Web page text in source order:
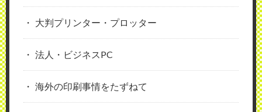
大判プリンター・プロッター
法人・ビジネスPC
海外の印刷事情をたずねて